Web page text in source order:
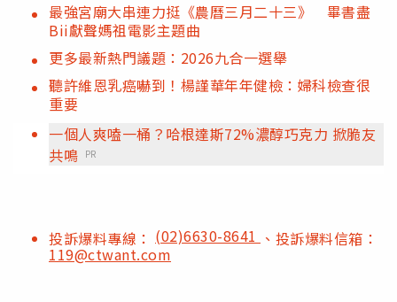
最強宮廟大串連力挺《農曆三月二十三》 畢書盡
Bii獻聲媽祖電影主題曲
更多最新熱門議題：2026九合一選舉
聽許維恩乳癌嚇到！楊謹華年年健檢：婦科檢查很
重要
一個人爽嗑一桶？哈根達斯72%濃醇巧克力 掀脆友
共鳴 PR
投訴爆料專線： (02)6630-8641 、投訴爆料信箱：
119@ctwant.com